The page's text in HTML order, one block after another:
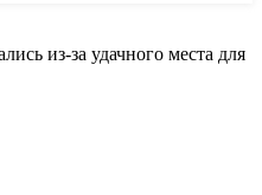
из-за удачного места для